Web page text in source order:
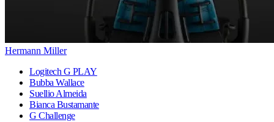
Hermann Miller
Logitech G PLAY
Bubba Wallace
Suellio Almeida
Bianca Bustamante
G Challenge